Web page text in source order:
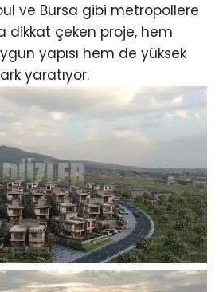
ve Bursa gibi metropollere
dikkat çeken proje, hem
yapısı hem de yüksek
yaratıyor.